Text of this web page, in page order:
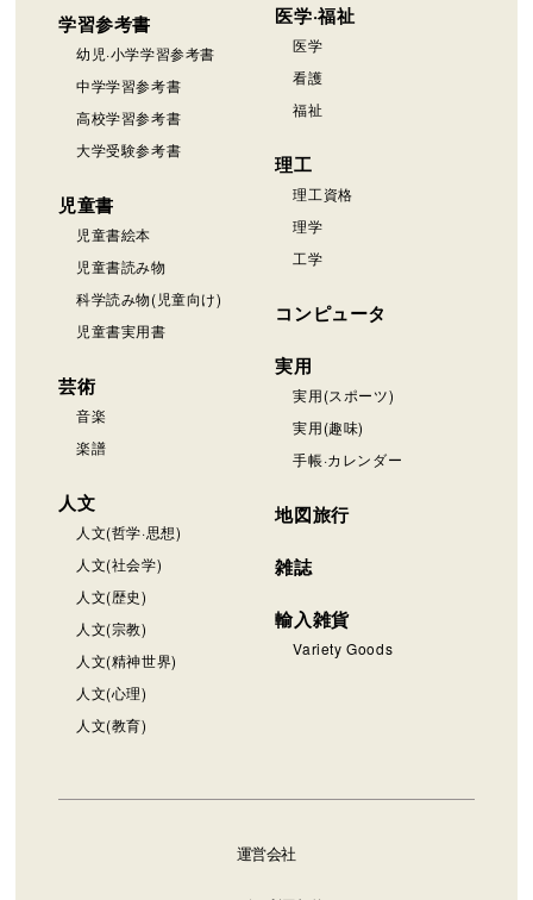
学習参考書
幼児·小学学習参考書
中学学習参考書
高校学習参考書
大学受験参考書
児童書
児童書絵本
児童書読み物
科学読み物(児童向け)
児童書実用書
芸術
音楽
楽譜
人文
人文(哲学·思想)
人文(社会学)
人文(歴史)
人文(宗教)
人文(精神世界)
人文(心理)
人文(教育)
医学·福祉
医学
看護
福祉
理工
理工資格
理学
工学
コンピュータ
実用
実用(スポーツ)
実用(趣味)
手帳·カレンダー
地図旅行
雑誌
輸入雑貨
Variety Goods
運営会社